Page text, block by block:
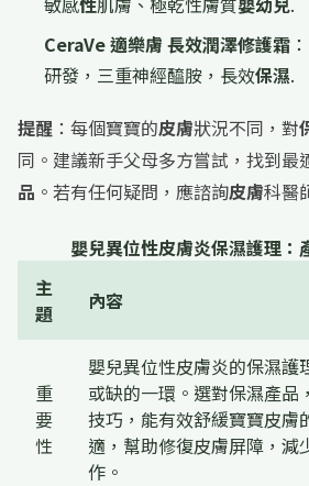
CeraVe 適樂膚 長效潤澤修護霜
研發，三重神經醯胺，長效保濕.
提醒 ：每個寶寶的皮膚狀況不同，對
同。建議新手父母多方嘗試，找到最
品 。若有任何疑問，應諮詢皮膚科醫
嬰兒異位性皮膚炎保濕護理：
主
題
內容
重
要
性
嬰兒異位性皮膚炎的保濕護
或缺的一環。選對保濕產品
技巧，能有效舒緩寶寶皮膚
適，幫助修復皮膚屏障，減
作。